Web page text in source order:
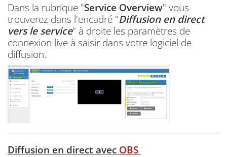
Dans la rubrique "Service Overview" vous
trouverez dans l'encadré "Diffusion en direct
vers le service" à droite les paramètres de
connexion live à saisir dans votre logiciel de
diffusion.
Diffusion en direct avec OBS